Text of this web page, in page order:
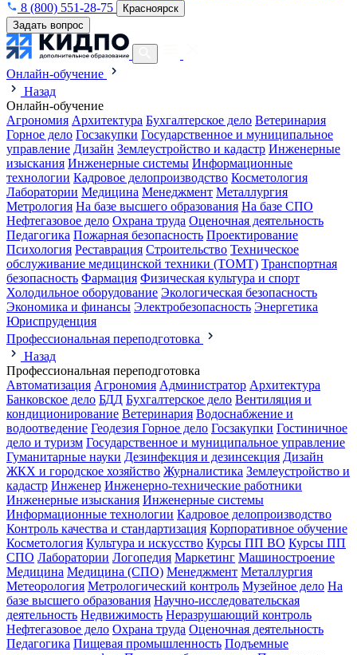
8 (800) 551-28-75
Красноярск
Задать вопрос
Онлайн-обучение
Назад
Онлайн-обучение
Агрономия Архитектура Бухгалтерское дело Ветеринария
Горное дело Госзакупки Государственное и муниципальное
управление Дизайн Землеустройство и кадастр Инженерные
изыскания Инженерные системы Информационные
технологии Кадровое делопроизводство Косметология
Лаборатории Медицина Менеджмент Металлургия
Метрология На базе высшего образования На базе СПО
Нефтегазовое дело Охрана труда Оценочная деятельность
Педагогика Пожарная безопасность Проектирование
Психология Реставрация Строительство Техническое
обслуживание медицинской техники (ТОМТ) Транспортная
безопасность Фармация Физическая культура и спорт
Холодильное оборудование Экологическая безопасность
Экономика и финансы Электробезопасность Энергетика
Юриспруденция
Профессиональная переподготовка
Назад
Профессиональная переподготовка
Автоматизация Агрономия Администратор Архитектура
Банковское дело БДД Бухгалтерское дело Вентиляция и
кондиционирование Ветеринария Водоснабжение и
водоотведение Геодезия Горное дело Госзакупки Гостиничное
дело и туризм Государственное и муниципальное управление
Гуманитарные науки Дезинфекция и дезинсекция Дизайн
ЖКХ и городское хозяйство Журналистика Землеустройство и
кадастр Инженер Инженерно-технические работники
Инженерные изыскания Инженерные системы
Информационные технологии Кадровое делопроизводство
Контроль качества и стандартизация Корпоративное обучение
Косметология Культура и искусство Курсы ПП ВО Курсы ПП
СПО Лаборатории Логопедия Маркетинг Машиностроение
Медицина Медицина (СПО) Менеджмент Металлургия
Метеорология Метрологический контроль Музейное дело На
базе высшего образования Научно-исследовательская
деятельность Недвижимость Неразрушающий контроль
Нефтегазовое дело Охрана труда Оценочная деятельность
Педагогика Пищевая промышленность Подъемные